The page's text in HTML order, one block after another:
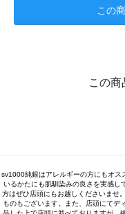
この
この
sv1000純銀はアレルギーの方にもオス
いるかたにも肌馴染みの良さを実感し
方はぜひ店頭にもお越しくださいませ
ものもございます。また、店頭にてデ